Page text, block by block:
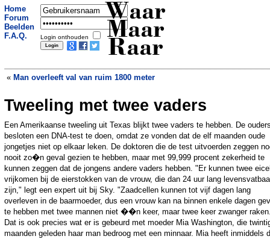
Home
Forum
Beelden
F.A.Q.
Login onthouden
Waar
Maar
Raar
« Man overleeft val van ruim 1800 meter
Jongen pleegt overval met banaan
Tweeling met twee vaders
Een Amerikaanse tweeling uit Texas blijkt twee vaders te hebben. De
besloten een DNA-test te doen, omdat ze vonden dat de elf maanden oude
jongetjes niet op elkaar leken. De doktoren die de test uitvoerden zeggen
nooit zo�n geval gezien te hebben, maar met 99,999 procent zekerheid te
kunnen zeggen dat de jongens andere vaders hebben. "Er kunnen twee
vrijkomen bij de eierstokken van de vrouw, die dan 24 uur lang
zijn," legt een expert uit bij Sky. "Zaadcellen kunnen tot vijf dagen lang
overleven in de baarmoeder, dus een vrouw kan na binnen enkele dagen
te hebben met twee mannen niet ��n keer, maar twee keer zwanger
Dat is ook precies wat er is gebeurd met moeder Mia Washington, die
maanden geleden haar man bedroog met een minnaar. Mia heeft inmiddels